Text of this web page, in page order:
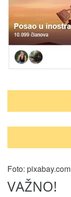
Кретање
Foto: pixabay.com
VAŽNO!